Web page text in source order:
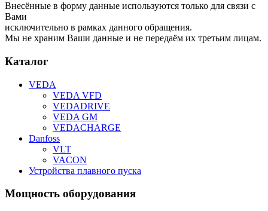
Внесённые в форму данные используются только для связи с
Вами
исключительно в рамках данного обращения.
Мы не храним Ваши данные и не передаём их третьим лицам.
Каталог
VEDA
VEDA VFD
VEDADRIVE
VEDA GM
VEDACHARGE
Danfoss
VLT
VACON
Устройства плавного пуска
Мощность оборудования